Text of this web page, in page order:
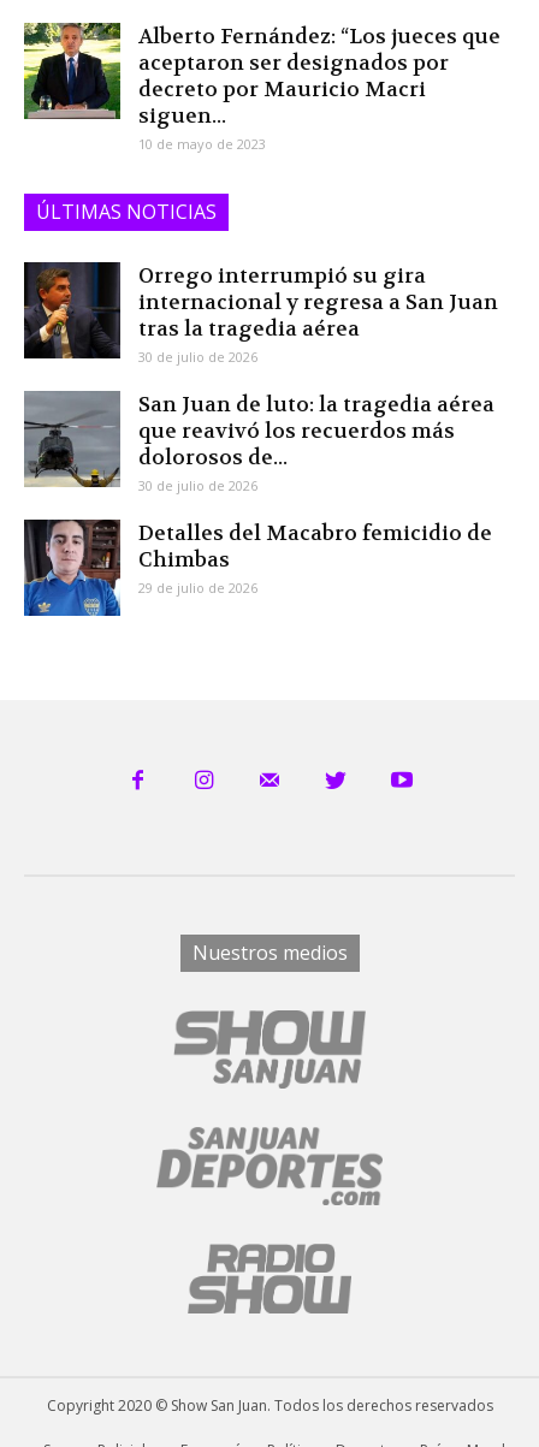
Alberto Fernández: “Los jueces que
aceptaron ser designados por
decreto por Mauricio Macri
siguen...
10 de mayo de 2023
ÚLTIMAS NOTICIAS
Orrego interrumpió su gira
internacional y regresa a San Juan
tras la tragedia aérea
30 de julio de 2026
San Juan de luto: la tragedia aérea
que reavivó los recuerdos más
dolorosos de...
30 de julio de 2026
Detalles del Macabro femicidio de
Chimbas
29 de julio de 2026
Nuestros medios
Copyright 2020 © Show San Juan. Todos los derechos reservados